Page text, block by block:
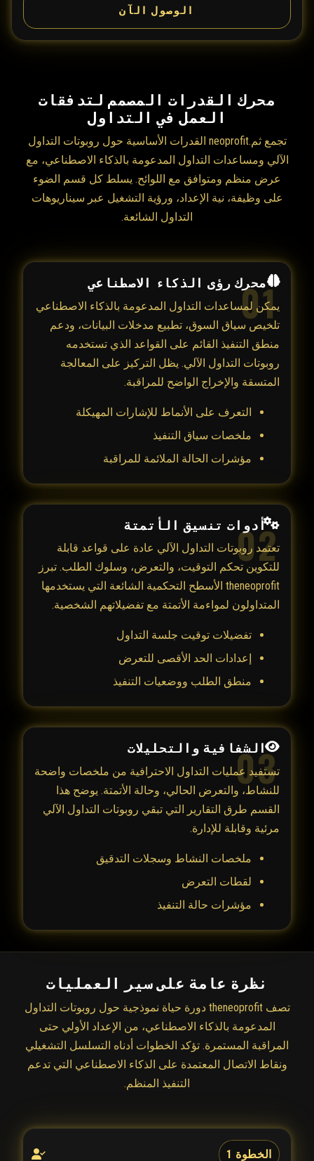
e
s
الوصول الآن
محرك القدرات المصمم لتدفقات
العمل في التداول
تجمع ثم.neoprofit القدرات الأساسية حول روبوتات التداول
الآلي ومساعدات التداول المدعومة بالذكاء الاصطناعي، مع
عرض منظم ومتوافق مع اللوائح. يسلط كل قسم الضوء
على وظيفة، نية الإعداد، ورؤية التشغيل عبر سيناريوهات
التداول الشائعة.
01
محرك رؤى الذكاء الاصطناعي
يمكن لمساعدات التداول المدعومة بالذكاء الاصطناعي
تلخيص سياق السوق، تطبيع مدخلات البيانات، ودعم
منطق التنفيذ القائم على القواعد الذي تستخدمه
روبوتات التداول الآلي. يظل التركيز على المعالجة
المتسقة والإخراج الواضح للمراقبة.
التعرف على الأنماط للإشارات المهيكلة
ملخصات سياق التنفيذ
مؤشرات الحالة الملائمة للمراقبة
02
أدوات تنسيق الأتمتة
تعتمد روبوتات التداول الآلي عادة على قواعد قابلة
للتكوين تحكم التوقيت، والتعرض، وسلوك الطلب. تبرز
theneoprofit الأسطح التحكمية الشائعة التي يستخدمها
المتداولون لمواءمة الأتمتة مع تفضيلاتهم الشخصية.
تفضيلات توقيت جلسة التداول
إعدادات الحد الأقصى للتعرض
منطق الطلب ووضعيات التنفيذ
03
الشفافية والتحليلات
تستفيد عمليات التداول الاحترافية من ملخصات واضحة
للنشاط، والتعرض الحالي، وحالة الأتمتة. يوضح هذا
القسم طرق التقارير التي تبقي روبوتات التداول الآلي
مرئية وقابلة للإدارة.
ملخصات النشاط وسجلات التدقيق
لقطات التعرض
مؤشرات حالة التنفيذ
نظرة عامة على سير العمليات
تصف theneoprofit دورة حياة نموذجية حول روبوتات التداول
المدعومة بالذكاء الاصطناعي، من الإعداد الأولي حتى
المراقبة المستمرة. تؤكد الخطوات أدناه التسلسل التشغيلي
ونقاط الاتصال المعتمدة على الذكاء الاصطناعي التي تدعم
التنفيذ المنظم.
الخطوة 1